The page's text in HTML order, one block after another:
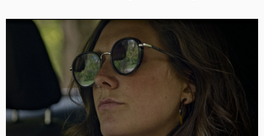
Brazil
Canada
China
Denmark
Finland